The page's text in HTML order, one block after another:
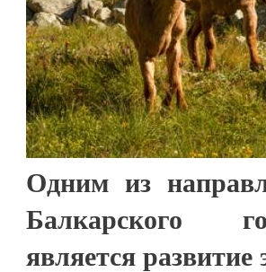
Одним из
Балкарского
является